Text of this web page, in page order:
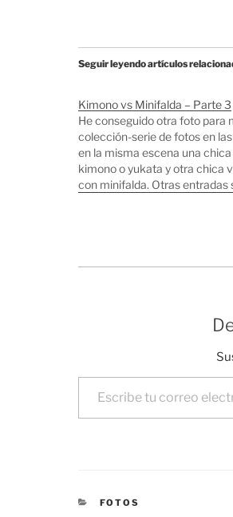
Seguir leyendo artículos
Kimono vs Minifalda – Parte 3
He conseguido otra foto para
colección-serie de fotos en
en la misma escena una
kimono o yukata y otra chica
con minifalda. Otras entradas
Escribe tu correo electrónico…
CATEGORÍAS
FOTOS